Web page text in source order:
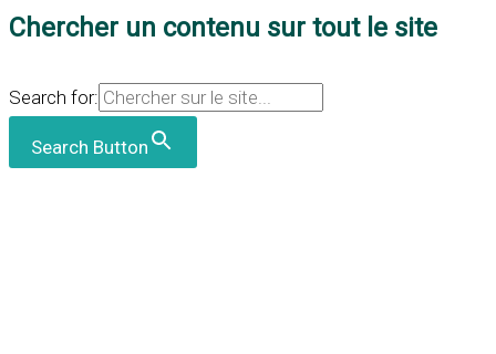
Chercher un contenu sur tout le site
Search for:
Search Button